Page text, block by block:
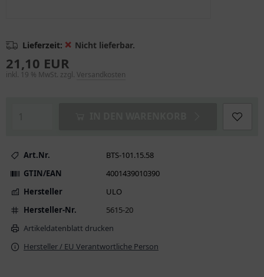
Lieferzeit: ❌ Nicht lieferbar.
21,10 EUR
inkl. 19 % MwSt. zzgl. Versandkosten
Art.Nr.
BTS-101.15.58
GTIN/EAN
4001439010390
Hersteller
ULO
Hersteller-Nr.
5615-20
Artikeldatenblatt drucken
Hersteller / EU Verantwortliche Person